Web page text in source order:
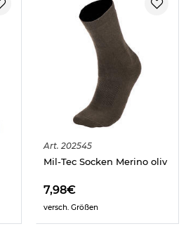
Art. 202545
Mil-Tec Socken Merino oliv
7,98€
versch. Größen